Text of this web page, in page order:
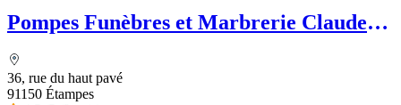
Pompes Funèbres et Marbrerie Claude
36, rue du haut pavé
91150 Étampes